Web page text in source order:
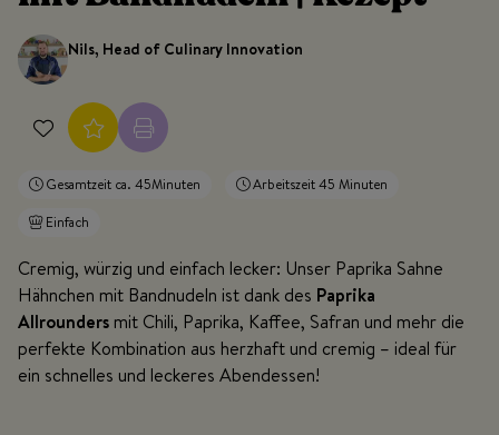
Nils, Head of Culinary Innovation
Gesamtzeit ca. 45Minuten
Arbeitszeit 45 Minuten
Einfach
Cremig, würzig und einfach lecker: Unser Paprika Sahne
Hähnchen mit Bandnudeln ist dank des Paprika
Allrounders mit Chili, Paprika, Kaffee, Safran und mehr die
perfekte Kombination aus herzhaft und cremig – ideal für
ein schnelles und leckeres Abendessen!